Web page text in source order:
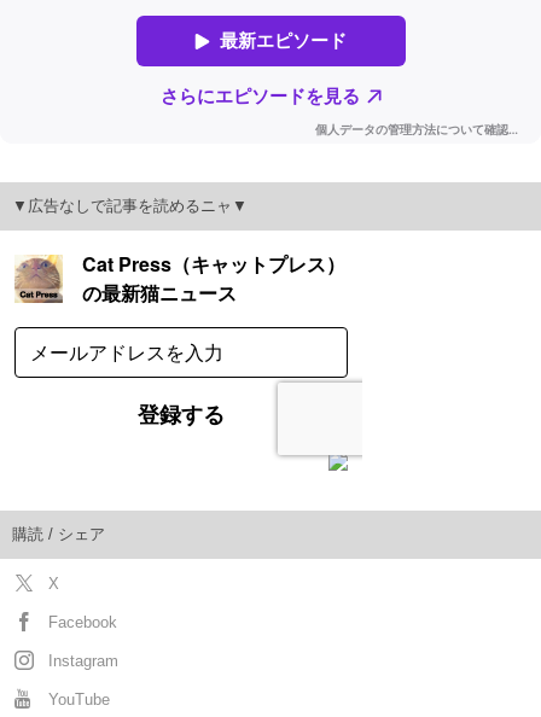
▼広告なしで記事を読めるニャ▼
購読 / シェア
X
Facebook
Instagram
YouTube